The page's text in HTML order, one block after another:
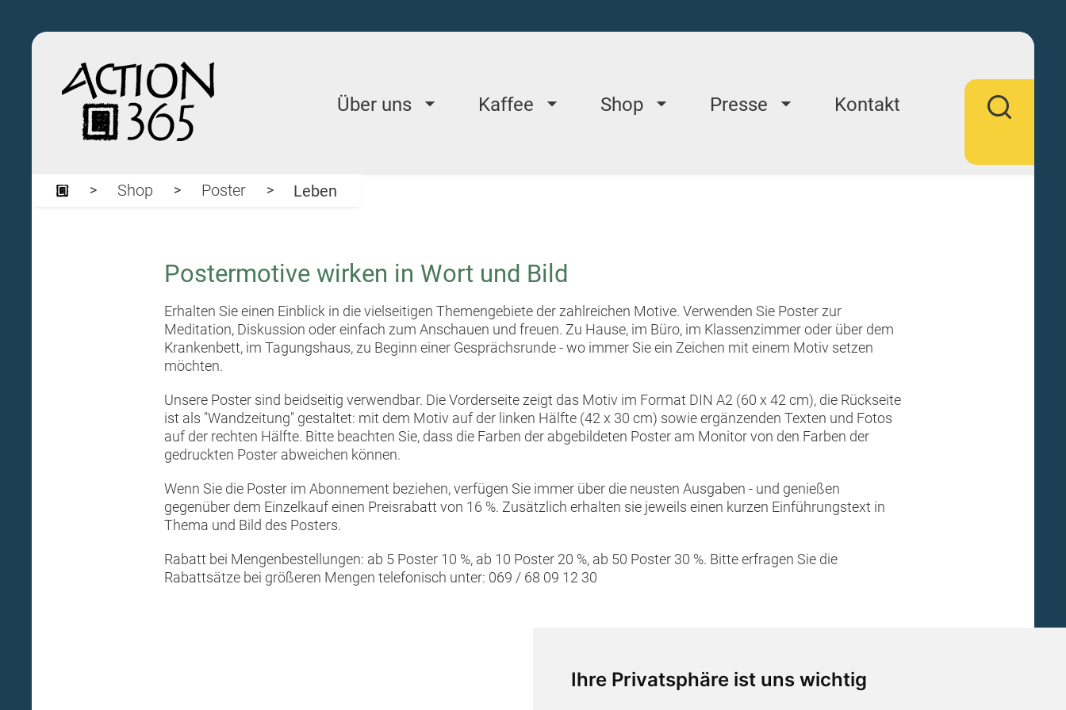
Ihre Privatsphäre ist uns wichtig
Über uns Kaffee Shop Presse Kontakt
Shop Poster Leben
Postermotive wirken in Wort und Bild
Erhalten Sie einen Einblick in die vielseitigen Themengebiete der zahlreichen Motive. Verwenden Sie Poster zur
Meditation, Diskussion oder einfach zum Anschauen und freuen. Zu Hause, im Büro, im Klassenzimmer oder über dem
Krankenbett, im Tagungshaus, zu Beginn einer Gesprächsrunde - wo immer Sie ein Zeichen mit einem Motiv setzen
möchten.
Unsere Poster sind beidseitig verwendbar. Die Vorderseite zeigt das Motiv im Format DIN A2 (60 x 42 cm), die Rückseite
ist als "Wandzeitung" gestaltet: mit dem Motiv auf der linken Hälfte (42 x 30 cm) sowie ergänzenden Texten und Fotos
auf der rechten Hälfte. Bitte beachten Sie, dass die Farben der abgebildeten Poster am Monitor von den Farben der
gedruckten Poster abweichen können.
Wenn Sie die Poster im Abonnement beziehen, verfügen Sie immer über die neusten Ausgaben - und genießen
gegenüber dem Einzelkauf einen Preisrabatt von 16 %. Zusätzlich erhalten sie jeweils einen kurzen Einführungstext in
Thema und Bild des Posters.
Rabatt bei Mengenbestellungen: ab 5 Poster 10 %, ab 10 Poster 20 %, ab 50 Poster 30 %. Bitte erfragen Sie die
Rabattsätze bei größeren Mengen telefonisch unter: 069 / 68 09 12 30